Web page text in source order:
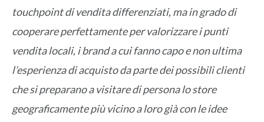
touchpoint di vendita differenziati, ma in grado di
cooperare perfettamente per valorizzare i punti
vendita locali, i brand a cui fanno capo e non ultima
l’esperienza di acquisto da parte dei possibili clienti
che si preparano a visitare di persona lo store
geograficamente più vicino a loro già con le idee